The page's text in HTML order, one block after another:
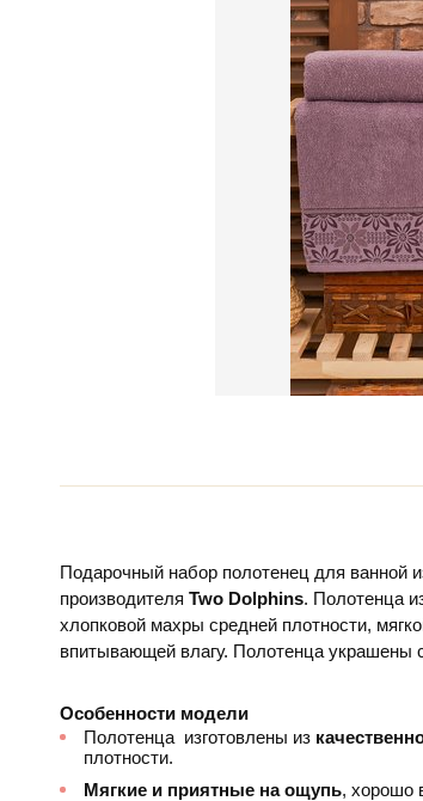
Подарочный набор полотенец для ванной
производителя Two Dolphins. Полотенца
хлопковой махры средней плотности,
впитывающей влагу. Полотенца
Особенности модели
Полотенца изготовлены из
плотности.
Мягкие и приятные на ощупь, хорошо